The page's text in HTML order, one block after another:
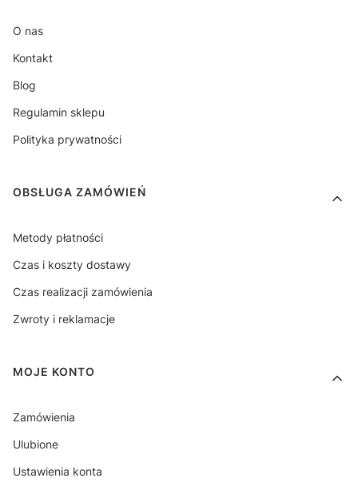
O nas
Kontakt
Blog
Regulamin sklepu
Polityka prywatności
OBSŁUGA ZAMÓWIEŃ
Metody płatności
Czas i koszty dostawy
Czas realizacji zamówienia
Zwroty i reklamacje
MOJE KONTO
Zamówienia
Ulubione
Ustawienia konta